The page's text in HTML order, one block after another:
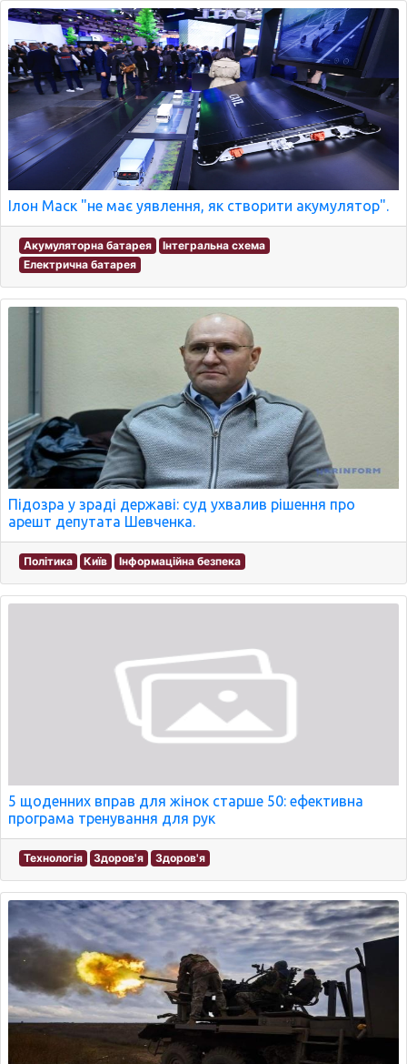
Ілон Маск "не має уявлення, як створити акумулятор".
Акумуляторна батарея
Інтегральна схема
Електрична батарея
Підозра у зраді державі: суд ухвалив рішення про
арешт депутата Шевченка.
Політика Київ Інформаційна безпека
5 щоденних вправ для жінок старше 50: ефективна
програма тренування для рук
Технологія Здоров'я Здоров'я